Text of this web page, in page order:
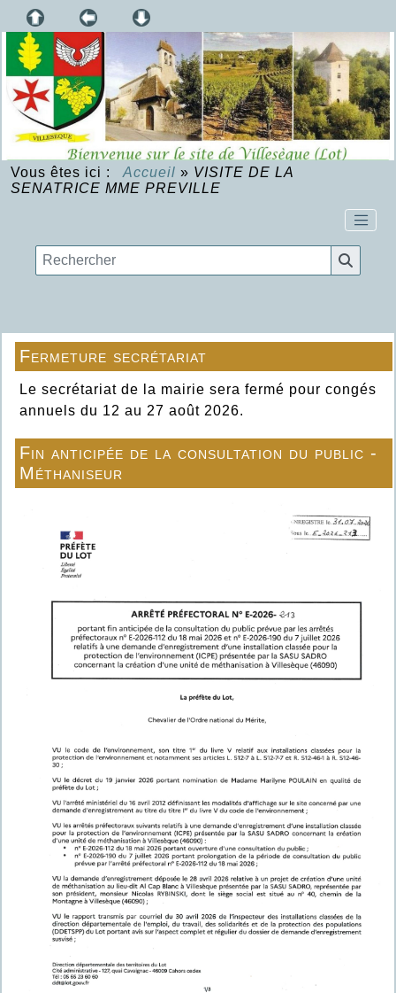
Vous êtes ici : Accueil » VISITE DE LA
SENATRICE MME PREVILLE
Fermeture secrétariat
Le secrétariat de la mairie sera fermé pour congés
annuels du 12 au 27 août 2026.
Fin anticipée de la consultation du public -
Méthaniseur